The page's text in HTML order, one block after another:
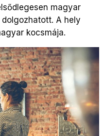
magyar
A hely
kocsmája.